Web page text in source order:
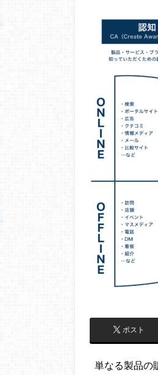
ポスト
単なる製品の